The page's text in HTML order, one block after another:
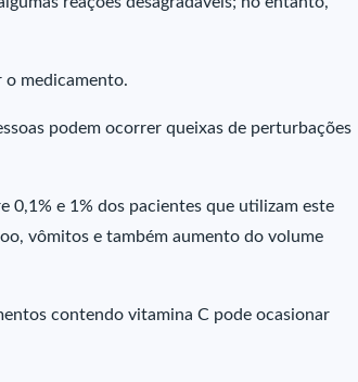
o medicamento.
podem ocorrer queixas de perturbações
0,1% e 1% dos pacientes que utilizam este
vômitos e também aumento do volume
contendo vitamina C pode ocasionar